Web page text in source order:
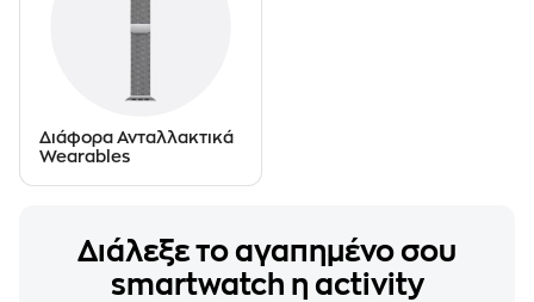
Διάφορα Ανταλλακτικά
Wearables
Διάλεξε το αγαπημένο σου
smartwatch η activity